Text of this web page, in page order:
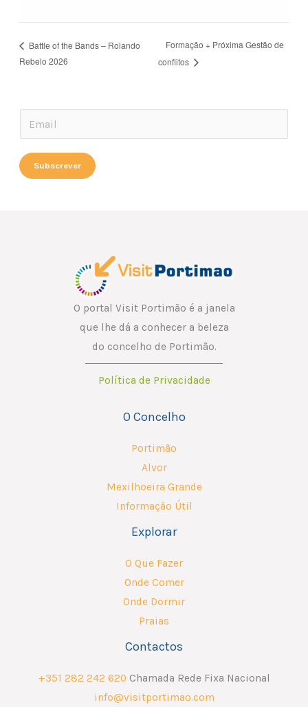
Battle of the Bands – Rolando
Rebelo 2026
Formação + Próxima Gestão de
conflitos
E
i
m
a
i
Subscrever
O portal Visit Portimão é a janela
que lhe dá a conhecer a beleza
do concelho de Portimão.
Política de Privacidade
O Concelho
Portimão
Alvor
Mexilhoeira Grande
Informação Útil
Explorar
O Que Fazer
Onde Comer
Onde Dormir
Praias
Contactos
+351 282 242 620 Chamada Rede Fixa Nacional
info@visitportimao.com